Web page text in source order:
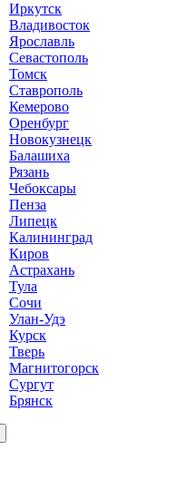
Иркутск
Владивосток
Ярославль
Севастополь
Томск
Ставрополь
Кемерово
Оренбург
Новокузнецк
Балашиха
Рязань
Чебоксары
Пенза
Липецк
Калининград
Киров
Астрахань
Тула
Сочи
Улан-Удэ
Курск
Тверь
Магнитогорск
Сургут
Брянск